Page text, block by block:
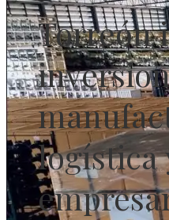
Torreón
logística